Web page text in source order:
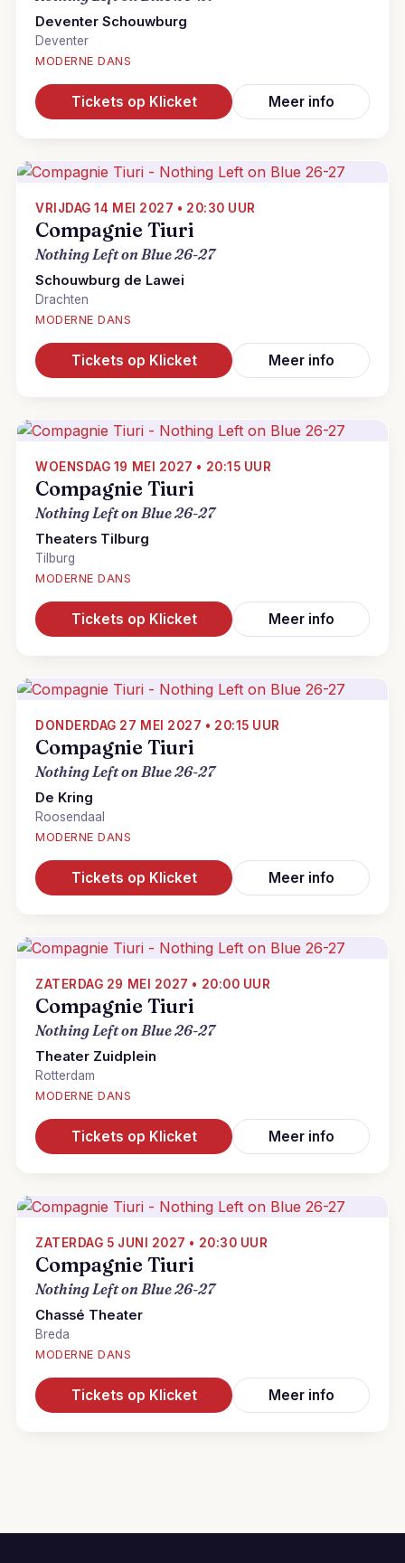
Deventer Schouwburg
Deventer
MODERNE DANS
Tickets op Klicket Meer info
VRIJDAG 14 MEI 2027 • 20:30 UUR
Compagnie Tiuri
Nothing Left on Blue 26-27
Schouwburg de Lawei
Drachten
MODERNE DANS
Tickets op Klicket Meer info
WOENSDAG 19 MEI 2027 • 20:15 UUR
Compagnie Tiuri
Nothing Left on Blue 26-27
Theaters Tilburg
Tilburg
MODERNE DANS
Tickets op Klicket Meer info
DONDERDAG 27 MEI 2027 • 20:15 UUR
Compagnie Tiuri
Nothing Left on Blue 26-27
De Kring
Roosendaal
MODERNE DANS
Tickets op Klicket Meer info
ZATERDAG 29 MEI 2027 • 20:00 UUR
Compagnie Tiuri
Nothing Left on Blue 26-27
Theater Zuidplein
Rotterdam
MODERNE DANS
Tickets op Klicket Meer info
ZATERDAG 5 JUNI 2027 • 20:30 UUR
Compagnie Tiuri
Nothing Left on Blue 26-27
Chassé Theater
Breda
MODERNE DANS
Tickets op Klicket Meer info